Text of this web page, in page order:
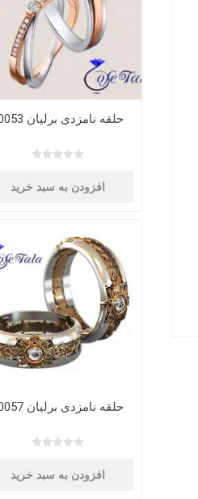
حلقه نامزدی برلیان 20053
افزودن به سبد خرید
حلقه نامزدی برلیان 20057
افزودن به سبد خرید